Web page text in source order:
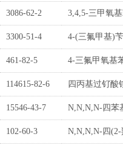
3086-62-2 3,4,5-三甲氧
3300-51-4 4-(三氟甲基)
461-82-5 4-三氟甲氧基
114615-82-6 四丙基过钌酸
15546-43-7 N,N,N,N-四苯
102-60-3 N,N,N,N-四